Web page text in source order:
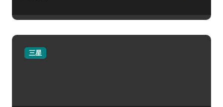
三星